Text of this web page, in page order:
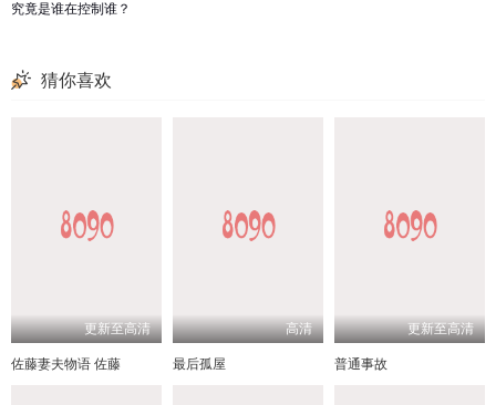
究竟是谁在控制谁？
猜你喜欢
更新至高清
佐藤妻夫物语 佐藤
高清
最后孤屋
更新至高清
普通事故